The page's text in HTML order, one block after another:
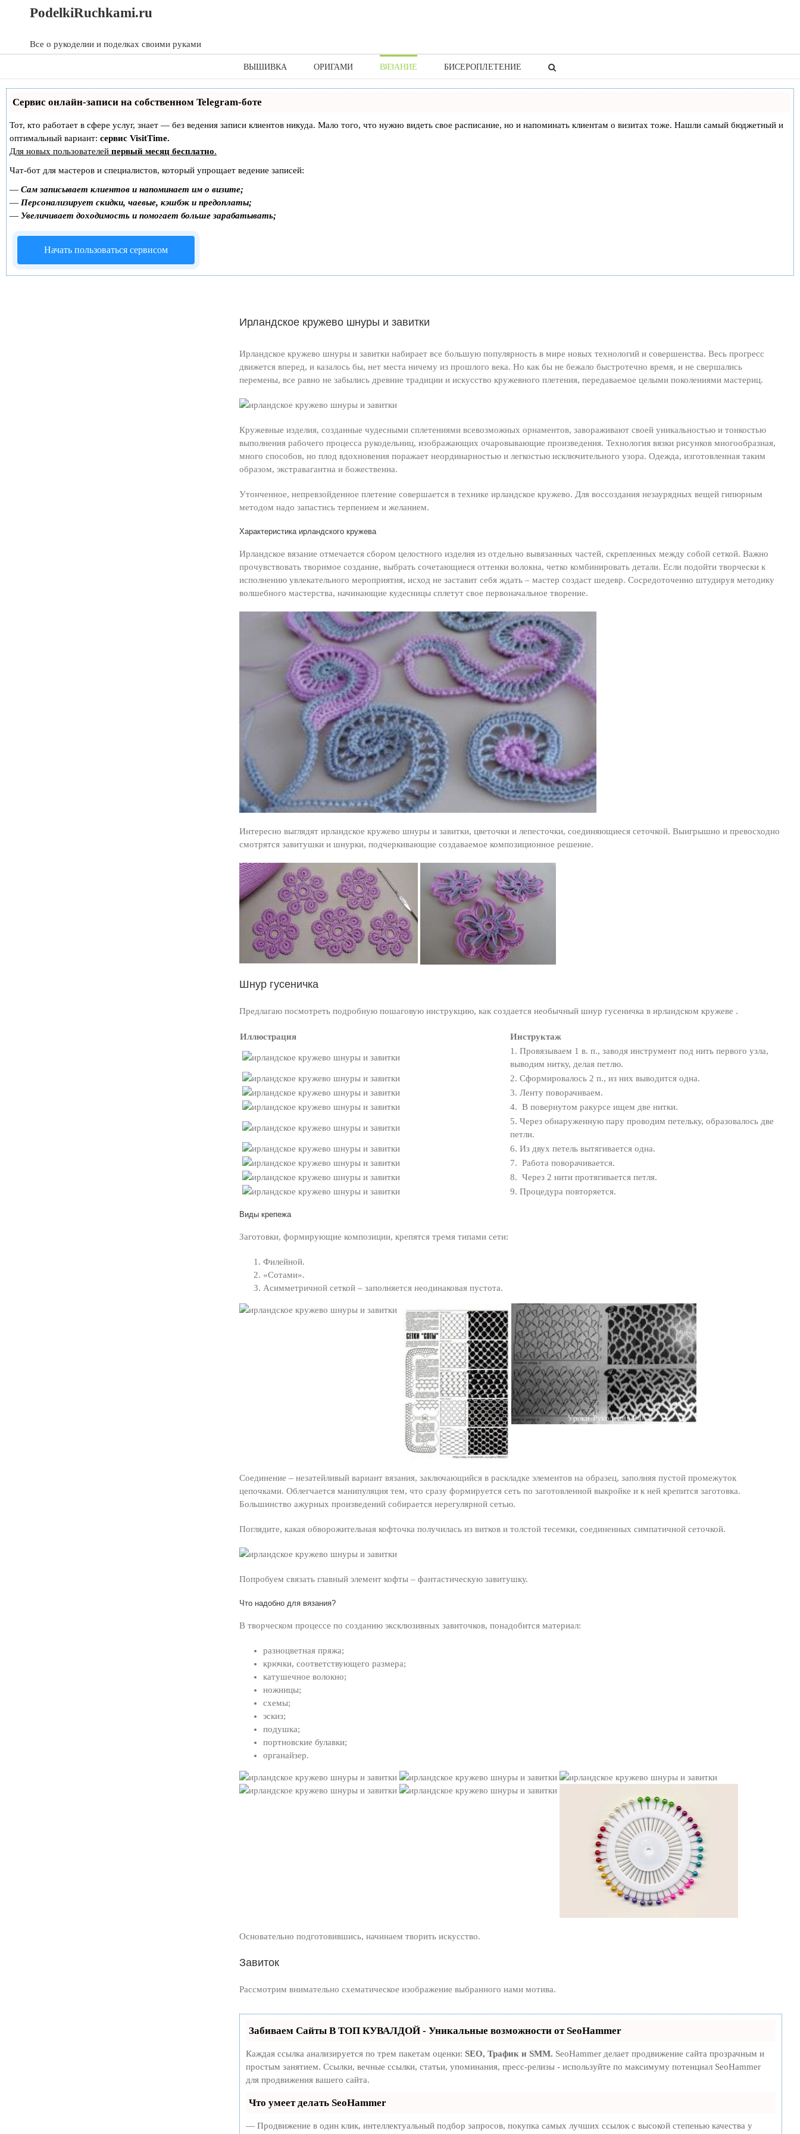
PodelkiRuchkami.ru
Все о рукоделии и поделках своими руками
ВЫШИВКА ОРИГАМИ ВЯЗАНИЕ БИСЕРОПЛЕТЕНИЕ
Сервис онлайн-записи на собственном Telegram-боте
Тот, кто работает в сфере услуг, знает — без ведения записи клиентов никуда. Мало того, что нужно видеть свое расписание, но и напоминать клиентам о визитах тоже. Нашли самый бюджетный и
оптимальный вариант: сервис VisitTime.
Для новых пользователей первый месяц бесплатно.
Чат-бот для мастеров и специалистов, который упрощает ведение записей:
— Сам записывает клиентов и напоминает им о визите;
— Персонализирует скидки, чаевые, кэшбэк и предоплаты;
— Увеличивает доходимость и помогает больше зарабатывать;
Начать пользоваться сервисом
Ирландское кружево шнуры и завитки
Ирландское кружево шнуры и завитки набирает все большую популярность в мире новых технологий и совершенства. Весь прогресс
движется вперед, и казалось бы, нет места ничему из прошлого века. Но как бы не бежало быстротечно время, и не свершались
перемены, все равно не забылись древние традиции и искусство кружевного плетения, передаваемое целыми поколениями мастериц.
Кружевные изделия, созданные чудесными сплетениями всевозможных орнаментов, завораживают своей уникальностью и тонкостью
выполнения рабочего процесса рукодельниц, изображающих очаровывающие произведения. Технология вязки рисунков многообразная,
много способов, но плод вдохновения поражает неординарностью и легкостью исключительного узора. Одежда, изготовленная таким
образом, экстравагантна и божественна.
Утонченное, непревзойденное плетение совершается в технике ирландское кружево. Для воссоздания незаурядных вещей гипюрным
методом надо запастись терпением и желанием.
Характеристика ирландского кружева
Ирландское вязание отмечается сбором целостного изделия из отдельно вывязанных частей, скрепленных между собой сеткой. Важно
прочувствовать творимое создание, выбрать сочетающиеся оттенки волокна, четко комбинировать детали. Если подойти творчески к
исполнению увлекательного мероприятия, исход не заставит себя ждать – мастер создаст шедевр. Сосредоточенно штудируя методику
волшебного мастерства, начинающие кудесницы сплетут свое первоначальное творение.
Интересно выглядят ирландское кружево шнуры и завитки, цветочки и лепесточки, соединяющиеся сеточкой. Выигрышно и превосходно
смотрятся завитушки и шнурки, подчеркивающие создаваемое композиционное решение.
Шнур гусеничка
Предлагаю посмотреть подробную пошаговую инструкцию, как создается необычный шнур гусеничка в ирландском кружеве .
Иллюстрация
Инструктаж
1. Провязываем 1 в. п., заводя инструмент под нить первого узла,
выводим нитку, делая петлю.
2. Сформировалось 2 п., из них выводится одна.
3. Ленту поворачиваем.
4. В повернутом ракурсе ищем две нитки.
5. Через обнаруженную пару проводим петельку, образовалось две
петли.
6. Из двух петель вытягивается одна.
7. Работа поворачивается.
8. Через 2 нити протягивается петля.
9. Процедура повторяется.
Виды крепежа
Заготовки, формирующие композиции, крепятся тремя типами сети:
Филейной.
«Сотами».
Асимметричной сеткой – заполняется неодинаковая пустота.
Соединение – незатейливый вариант вязания, заключающийся в раскладке элементов на образец, заполняя пустой промежуток
цепочками. Облегчается манипуляция тем, что сразу формируется сеть по заготовленной выкройке и к ней крепится заготовка.
Большинство ажурных произведений собирается нерегулярной сетью.
Поглядите, какая обворожительная кофточка получилась из витков и толстой тесемки, соединенных симпатичной сеточкой.
Попробуем связать главный элемент кофты – фантастическую завитушку.
Что надобно для вязания?
В творческом процессе по созданию эксклюзивных завиточков, понадобится материал:
разноцветная пряжа;
крючки, соответствующего размера;
катушечное волокно;
ножницы;
схемы;
эскиз;
подушка;
портновские булавки;
органайзер.
Основательно подготовившись, начинаем творить искусство.
Завиток
Рассмотрим внимательно схематическое изображение выбранного нами мотива.
Забиваем Сайты В ТОП КУВАЛДОЙ - Уникальные возможности от SeoHammer
Каждая ссылка анализируется по трем пакетам оценки:SEO, Трафик и SMM. SeoHammer делает продвижение сайта прозрачным и
простым занятием. Ссылки, вечные ссылки, статьи, упоминания, пресс-релизы - используйте по максимуму потенциал SeoHammer
для продвижения вашего сайта.
Что умеет делать SeoHammer
— Продвижение в один клик, интеллектуальный подбор запросов, покупка самых лучших ссылок с высокой степенью качества у